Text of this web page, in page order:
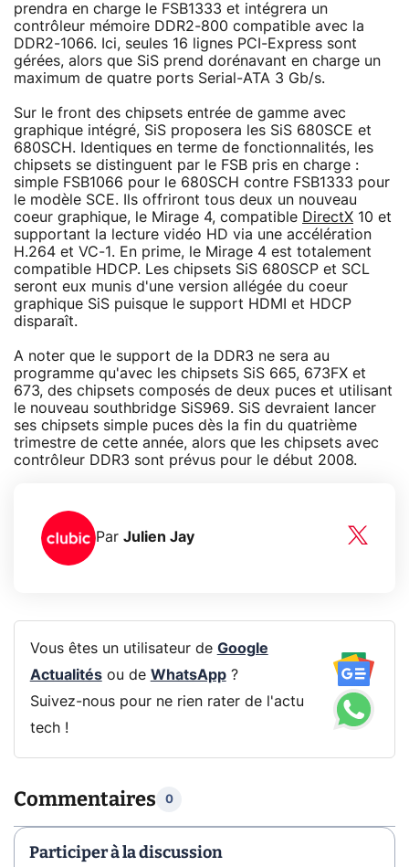
prendra en charge le FSB1333 et intégrera un
contrôleur mémoire DDR2-800 compatible avec la
DDR2-1066. Ici, seules 16 lignes PCI-Express sont
gérées, alors que SiS prend dorénavant en charge un
maximum de quatre ports Serial-ATA 3 Gb/s.
Sur le front des chipsets entrée de gamme avec
graphique intégré, SiS proposera les SiS 680SCE et
680SCH. Identiques en terme de fonctionnalités, les
chipsets se distinguent par le FSB pris en charge :
simple FSB1066 pour le 680SCH contre FSB1333 pour
le modèle SCE. Ils offriront tous deux un nouveau
coeur graphique, le Mirage 4, compatible DirectX 10 et
supportant la lecture vidéo HD via une accélération
H.264 et VC-1. En prime, le Mirage 4 est totalement
compatible HDCP. Les chipsets SiS 680SCP et SCL
seront eux munis d'une version allégée du coeur
graphique SiS puisque le support HDMI et HDCP
disparaît.
A noter que le support de la DDR3 ne sera au
programme qu'avec les chipsets SiS 665, 673FX et
673, des chipsets composés de deux puces et utilisant
le nouveau southbridge SiS969. SiS devraient lancer
ses chipsets simple puces dès la fin du quatrième
trimestre de cette année, alors que les chipsets avec
contrôleur DDR3 sont prévus pour le début 2008.
Par Julien Jay
Vous êtes un utilisateur de Google
Actualitésou de WhatsApp?
Suivez-nous pour ne rien rater de l'actu
tech !
Commentaires 0
Participer à la discussion